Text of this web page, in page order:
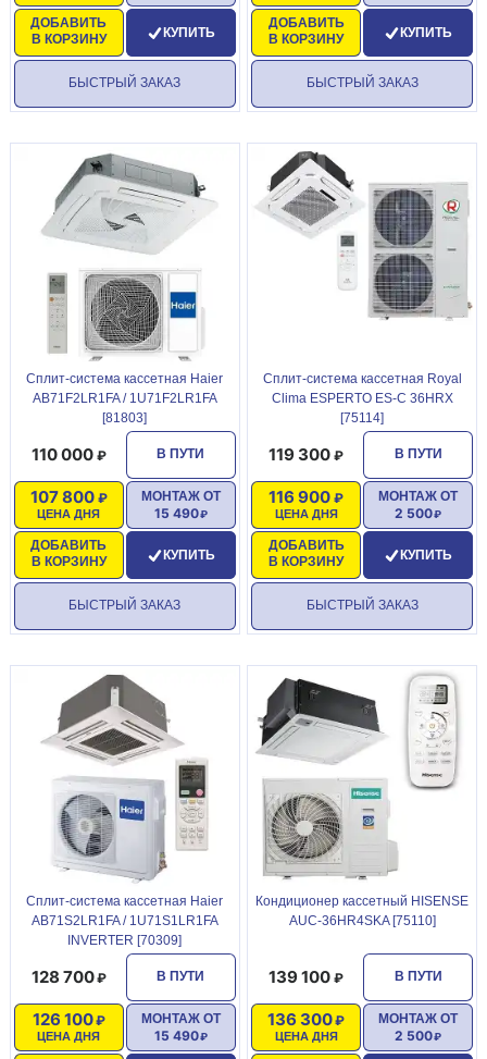
ДОБАВИТЬ
В КОРЗИНУ
КУПИТЬ
БЫСТРЫЙ ЗАКАЗ
ДОБАВИТЬ
В КОРЗИНУ
КУПИТЬ
БЫСТРЫЙ ЗАКАЗ
Сплит-система кассетная Haier
AB71F2LR1FA / 1U71F2LR1FA
[81803]
В ПУТИ
110 000
ЦЕНА ДНЯ
107 800
ДОБАВИТЬ
В КОРЗИНУ
МОНТАЖ ОТ
15 490
КУПИТЬ
БЫСТРЫЙ ЗАКАЗ
Сплит-система кассетная Royal
Clima ESPERTO ES-C 36HRX
[75114]
В ПУТИ
119 300
ЦЕНА ДНЯ
116 900
ДОБАВИТЬ
В КОРЗИНУ
МОНТАЖ ОТ
2 500
КУПИТЬ
БЫСТРЫЙ ЗАКАЗ
Сплит-система кассетная Haier
AB71S2LR1FA / 1U71S1LR1FA
INVERTER [70309]
В ПУТИ
128 700
ЦЕНА ДНЯ
126 100 МОНТАЖ ОТ
15 490
Кондиционер кассетный HISENSE
AUC-36HR4SKA [75110]
В ПУТИ
139 100
ЦЕНА ДНЯ
136 300 МОНТАЖ ОТ
2 500